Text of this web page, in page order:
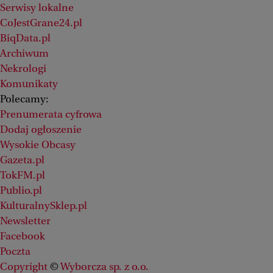
Serwisy lokalne
CoJestGrane24.pl
BiqData.pl
Archiwum
Nekrologi
Komunikaty
Polecamy:
Prenumerata cyfrowa
Dodaj ogłoszenie
Wysokie Obcasy
Gazeta.pl
TokFM.pl
Publio.pl
KulturalnySklep.pl
Newsletter
Facebook
Poczta
Copyright © Wyborcza sp. z o.o.